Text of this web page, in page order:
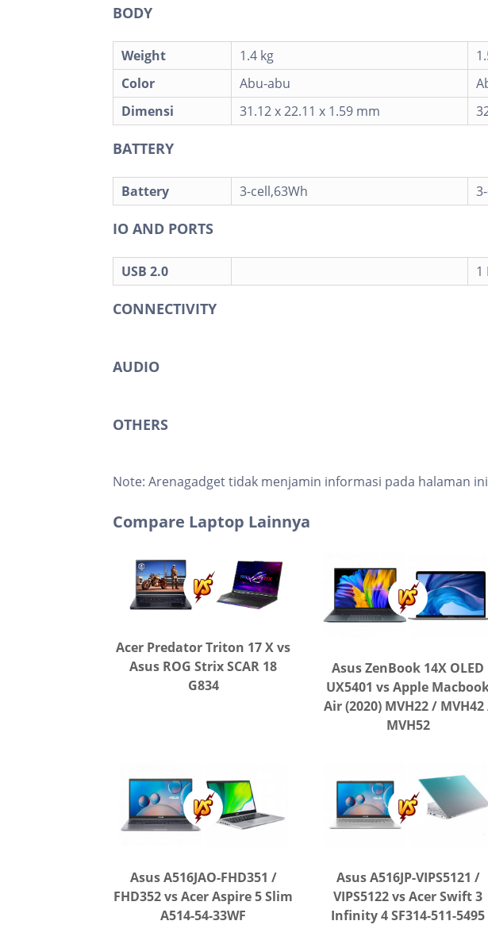
BODY
Weight 1.4 kg
Color
Abu-abu
Dimensi
31.12 x 22.11 x 1.59 mm
BATTERY
Battery 3-cell,63Wh
IO AND PORTS
USB 2.0 1
CONNECTIVITY
AUDIO
OTHERS
Note: Arenagadget tidak menjamin informasi pada halaman
Compare Laptop Lainnya
Acer Predator Triton 17 X vs
Asus ROG Strix SCAR 18
G834
Asus ZenBook 14X OLED
UX5401 vs Apple
Air (2020) MVH22 /
MVH52
Asus A516JAO-FHD351 /
FHD352 vs Acer Aspire 5 Slim
A514-54-33WF
Asus A516JP-VIPS5121 /
VIPS5122 vs Acer Swift 3
Infinity 4 SF314-511-5495